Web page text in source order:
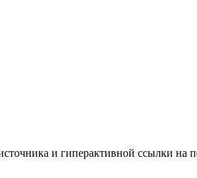
и гиперактивной ссылки